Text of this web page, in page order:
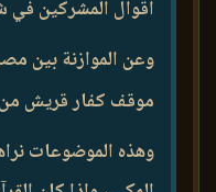
أقوال المشركين في
وعن الموازنة بين
موقف كفار قريش من
وهذه الموضوعات